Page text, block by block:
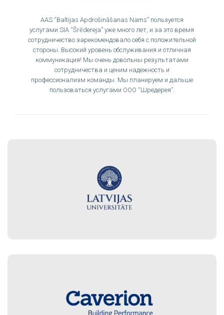
AAS “Baltijas Apdrošināšanas Nams” пользуется
услугами SIA “Šrēdereja” уже много лет, и за это время
сотрудничество зарекомендовало себя с положительной
стороны. Высокий уровень обслуживания и отличная
коммуникация! Мы очень довольны результатами
сотрудничества и ценим надежность и
профессионализм команды. Мы планируем и дальше
пользоваться услугами ООО “Шредерея”.